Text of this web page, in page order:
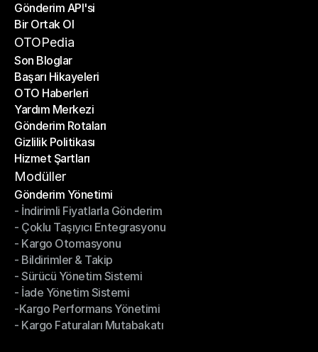
E-Ticaret Platformları
Gönderim API'si
Gönderim API'si
Bir Ortak Ol
Bir Ortak Ol
OTOPedia
Son Bloglar
Son Bloglar
Başarı Hikayeleri
Başarı Hikayeleri
OTO Haberleri
OTO Haberleri
Yardım Merkezi
Yardım Merkezi
Gönderim Rotaları
Gönderim Rotaları
Gizlilik Politikası
Gizlilik Politikası
Hizmet Şartları
Hizmet Şartları
Modüller
Gönderim Yönetimi
Gönderim Yönetimi
- İndirimli Fiyatlarla Gönderim
- İndirimli Fiyatlarla Gönderim
- Çoklu Taşıyıcı Entegrasyonu
- Çoklu Taşıyıcı Entegrasyonu
- Kargo Otomasyonu
- Kargo Otomasyonu
- Bildirimler & Takip
- Bildirimler & Takip
- Sürücü Yönetim Sistemi
- Sürücü Yönetim Sistemi
- İade Yönetim Sistemi
- İade Yönetim Sistemi
-Kargo Performans Yönetimi
-Kargo Performans Yönetimi
- Kargo Faturaları Mutabakatı